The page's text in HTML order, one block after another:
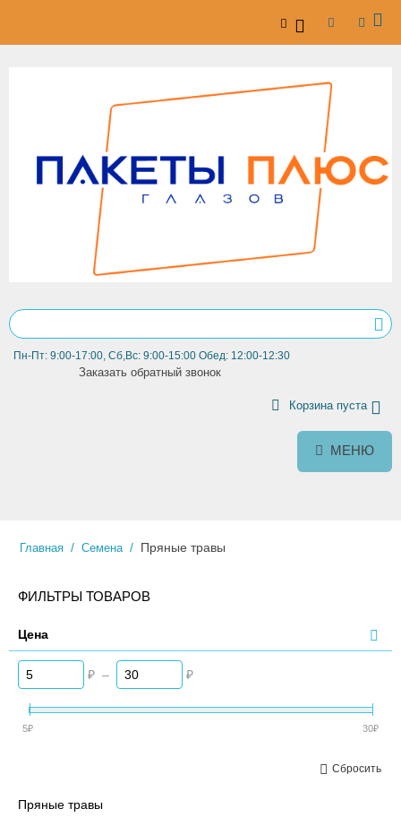
Пн-Пт: 9:00-17:00, Сб,Вс: 9:00-15:00 Обед: 12:00-12:30
Заказать обратный звонок
Корзина пуста
МЕНЮ
Главная / Семена / Пряные травы
ФИЛЬТРЫ ТОВАРОВ
Цена
₽ – ₽
5₽ 30₽
Сбросить
Пряные травы